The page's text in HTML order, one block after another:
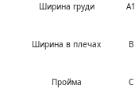
Ширина груди A1
Ширина в плечах B
Пройма C